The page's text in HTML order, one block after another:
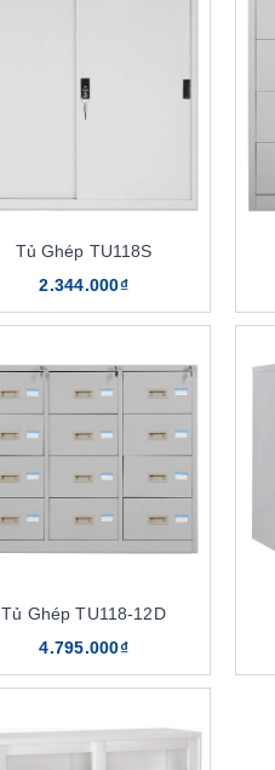
Tủ Ghép TU118S
2.344.000₫
Tủ Ghép TU118-12D
4.795.000₫